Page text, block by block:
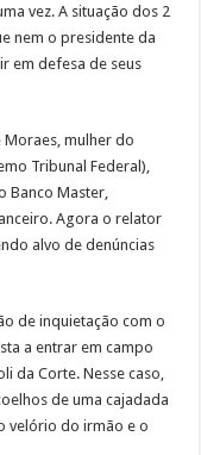
vez. A situação dos 2
nem o presidente da
em defesa de seus
Moraes, mulher do
Tribunal Federal),
Banco Master,
Agora o relator
alvo de denúncias
de inquietação com o
a entrar em campo
da Corte. Nesse caso,
de uma cajadada
velório do irmão e o